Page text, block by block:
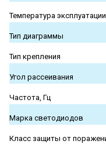
Температура
Тип диаграммы
Тип крепления
Угол рассеивания
Частота, Гц
Марка светодиодов
Класс защиты от